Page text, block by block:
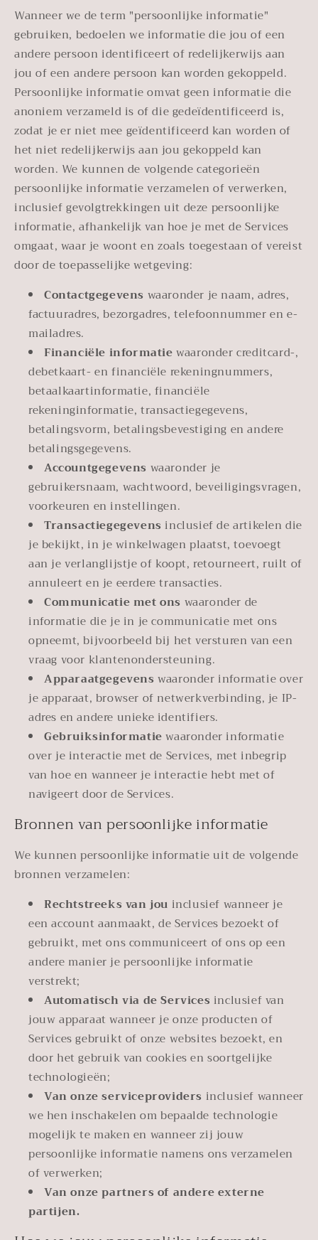
Wanneer we de term "persoonlijke informatie"
gebruiken, bedoelen we informatie die jou of een
andere persoon identificeert of redelijkerwijs aan
jou of een andere persoon kan worden gekoppeld.
Persoonlijke informatie omvat geen informatie die
anoniem verzameld is of die gedeïdentificeerd is,
zodat je er niet mee geïdentificeerd kan worden of
het niet redelijkerwijs aan jou gekoppeld kan
worden. We kunnen de volgende categorieën
persoonlijke informatie verzamelen of verwerken,
inclusief gevolgtrekkingen uit deze persoonlijke
informatie, afhankelijk van hoe je met de Services
omgaat, waar je woont en zoals toegestaan of vereist
door de toepasselijke wetgeving:
Contactgegevens waaronder je naam, adres,
factuuradres, bezorgadres, telefoonnummer en e-
mailadres.
Financiële informatiewaaronder creditcard-,
debetkaart- en financiële rekeningnummers,
betaalkaartinformatie, financiële
rekeninginformatie, transactiegegevens,
betalingsvorm, betalingsbevestiging en andere
betalingsgegevens.
Accountgegevens waaronder je
gebruikersnaam, wachtwoord, beveiligingsvragen,
voorkeuren en instellingen.
Transactiegegevensinclusief de artikelen die
je bekijkt, in je winkelwagen plaatst, toevoegt
aan je verlanglijstje of koopt, retourneert, ruilt of
annuleert en je eerdere transacties.
Communicatie met ons waaronder de
informatie die je in je communicatie met ons
opneemt, bijvoorbeeld bij het versturen van een
vraag voor klantenondersteuning.
Apparaatgegevenswaaronder informatie over
je apparaat, browser of netwerkverbinding, je IP-
adres en andere unieke identifiers.
Gebruiksinformatiewaaronder informatie
over je interactie met de Services, met inbegrip
van hoe en wanneer je interactie hebt met of
navigeert door de Services.
Bronnen van persoonlijke informatie
We kunnen persoonlijke informatie uit de volgende
bronnen verzamelen:
Rechtstreeks van jou inclusief wanneer je
een account aanmaakt, de Services bezoekt of
gebruikt, met ons communiceert of ons op een
andere manier je persoonlijke informatie
verstrekt;
Automatisch via de Servicesinclusief van
jouw apparaat wanneer je onze producten of
Services gebruikt of onze websites bezoekt, en
door het gebruik van cookies en soortgelijke
technologieën;
Van onze serviceproviders inclusief wanneer
we hen inschakelen om bepaalde technologie
mogelijk te maken en wanneer zij jouw
persoonlijke informatie namens ons verzamelen
of verwerken;
Van onze partners of andere externe
partijen.